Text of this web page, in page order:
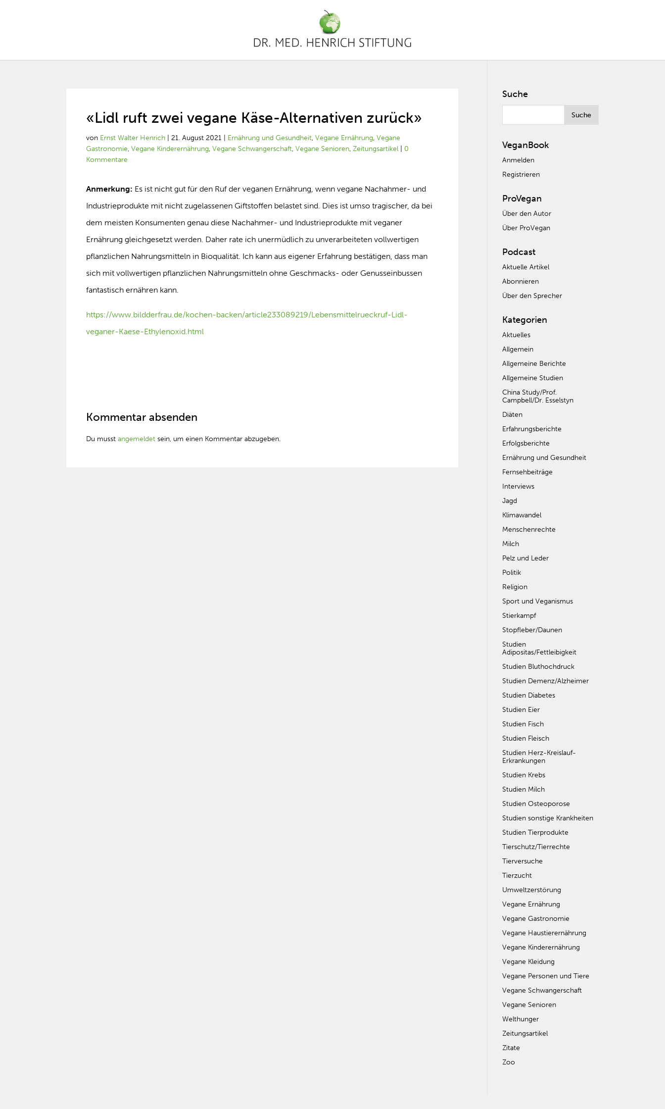
«Lidl ruft zwei vegane Käse-Alternativen zurück»
von Ernst Walter Henrich |21. August 2021 Ernährung und Gesundheit,Vegane Ernährung,Vegane
Gastronomie,Vegane Kinderernährung,Vegane Schwangerschaft,Vegane Senioren,Zeitungsartikel
0
Kommentare
Anmerkung: Es ist nicht gut für den Ruf der veganen Ernährung, wenn vegane Nachahmer- und
Industrieprodukte mit nicht zugelassenen Giftstoffen belastet sind. Dies ist umso tragischer, da bei
dem meisten Konsumenten genau diese Nachahmer- und Industrieprodukte mit veganer
Ernährung gleichgesetzt werden. Daher rate ich unermüdlich zu unverarbeiteten vollwertigen
pflanzlichen Nahrungsmitteln in Bioqualität. Ich kann aus eigener Erfahrung bestätigen, dass man
sich mit vollwertigen pflanzlichen Nahrungsmitteln ohne Geschmacks- oder Genusseinbussen
fantastisch ernähren kann.
https://www.bildderfrau.de/kochen-backen/article233089219/Lebensmittelrueckruf-Lidl-
veganer-Kaese-Ethylenoxid.html
Kommentar absenden
Du musstangemeldet sein, um einen Kommentar abzugeben.
Suche
VeganBook
Anmelden
Registrieren
ProVegan
Über den Autor
Über ProVegan
Podcast
Aktuelle Artikel
Abonnieren
Über den Sprecher
Kategorien
Aktuelles
Allgemein
Allgemeine Berichte
Allgemeine Studien
China Study/Prof.
Campbell/Dr. Esselstyn
Diäten
Erfahrungsberichte
Erfolgsberichte
Ernährung und Gesundheit
Fernsehbeiträge
Interviews
Jagd
Klimawandel
Menschenrechte
Milch
Pelz und Leder
Politik
Religion
Sport und Veganismus
Stierkampf
Stopfleber/Daunen
Studien
Adipositas/Fettleibigkeit
Studien Bluthochdruck
Studien Demenz/Alzheimer
Studien Diabetes
Studien Eier
Studien Fisch
Studien Fleisch
Studien Herz-Kreislauf-
Erkrankungen
Studien Krebs
Studien Milch
Studien Osteoporose
Studien sonstige Krankheiten
Studien Tierprodukte
Tierschutz/Tierrechte
Tierversuche
Tierzucht
Umweltzerstörung
Vegane Ernährung
Vegane Gastronomie
Vegane Haustierernährung
Vegane Kinderernährung
Vegane Kleidung
Vegane Personen und Tiere
Vegane Schwangerschaft
Vegane Senioren
Welthunger
Zeitungsartikel
Zitate
Zoo